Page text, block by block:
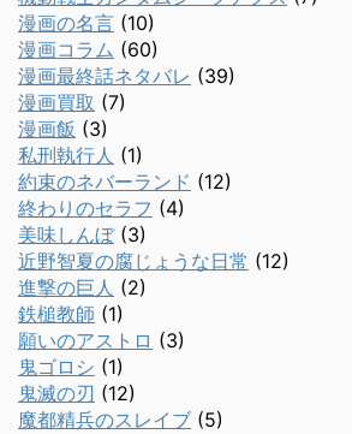
漫画の名言 (10)
漫画コラム (60)
漫画最終話ネタバレ (39)
漫画買取 (7)
漫画飯 (3)
私刑執行人 (1)
約束のネバーランド (12)
終わりのセラフ (4)
美味しんぼ(3)
近野智夏の腐じょうな日常 (12)
進撃の巨人 (2)
鉄槌教師 (1)
願いのアストロ (3)
鬼ゴロシ (1)
鬼滅の刃 (12)
魔都精兵のスレイブ (5)